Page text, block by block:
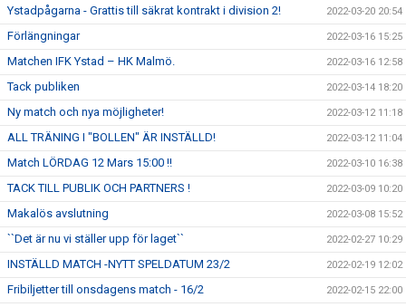
Ystadpågarna - Grattis till säkrat kontrakt i division 2! 2022-03-20 20:54
Förlängningar 2022-03-16 15:25
Matchen IFK Ystad – HK Malmö. 2022-03-16 12:58
Tack publiken 2022-03-14 18:20
Ny match och nya möjligheter! 2022-03-12 11:18
ALL TRÄNING I "BOLLEN" ÄR INSTÄLLD! 2022-03-12 11:04
Match LÖRDAG 12 Mars 15:00 !! 2022-03-10 16:38
TACK TILL PUBLIK OCH PARTNERS ! 2022-03-09 10:20
Makalös avslutning 2022-03-08 15:52
``Det är nu vi ställer upp för laget`` 2022-02-27 10:29
INSTÄLLD MATCH -NYTT SPELDATUM 23/2 2022-02-19 12:02
Fribiljetter till onsdagens match - 16/2 2022-02-15 22:00